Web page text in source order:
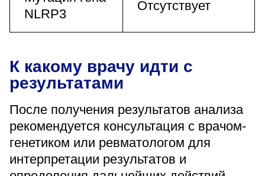
NLRP3
Отсутствует
К какому врачу идти с
результатами
После получения результатов анализа
рекомендуется консультация с врачом-
генетиком или ревматологом для
интерпретации результатов и